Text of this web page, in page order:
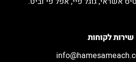
שירות לקוחות